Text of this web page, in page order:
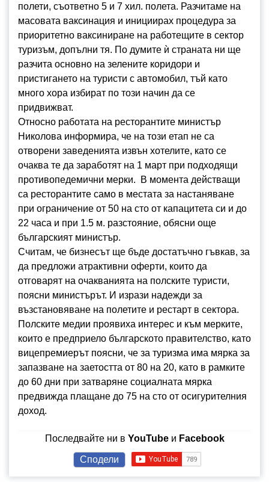
полети, съответно 5 и 7 хил. полета. Разчитаме на
масовата ваксинация и инициирах процедура за
приоритетно ваксиниране на работещите в сектор
туризъм, допълни тя. По думите ѝ страната ни ще
разчита основно на зелените коридори и
пристигането на туристи с автомобил, тъй като
много хора избират по този начин да се
придвижват.
Относно работата на ресторантите министър
Николова информира, че на този етап не са
отворени заведенията извън хотелите, като се
очаква те да заработят на 1 март при подходящи
противопедемични мерки. В момента действащи
са ресторантите само в местата за настаняване
при ограничение от 50 на сто от капацитета си и до
22 часа и при 1.5 м. разстояние, обясни още
българският министър.
Считам, че бизнесът ще бъде достатъчно гъвкав, за
да предложи атрактивни оферти, които да
отговарят на очакванията на полските туристи,
поясни министърът. И изрази надежди за
възстановяване на полетите и рестарт в сектора.
Полските медии проявиха интерес и към мерките,
които е предприело българското правителство, като
вицепремиерът поясни, че за туризма има мярка за
запазване на заетостта от 80 на 20, като в рамките
до 60 дни при затваряне социалната мярка
предвижда плащане до 75 на сто от осигурителния
доход.
Последвайте ни в YouTubeи Facebook
Сподели